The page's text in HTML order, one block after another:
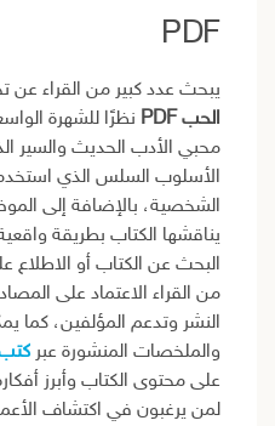
PDF
يبحث عدد كبير من القراء عن
الحب PDF
نظرًا للشهرة
محبي الأدب الحديث والسير
الأسلوب السلس الذي
الشخصية، بالإضافة إلى
يناقشها الكتاب بطريقة
البحث عن الكتاب أو الاطلاع
من القراء الاعتماد على
النشر وتدعم المؤلفين، كما
والملخصات المنشورة عبر كتب
على محتوى الكتاب وأبرز
لمن يرغبون في اكتشاف